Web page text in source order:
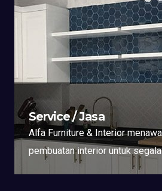
Service / Jasa
Alfa Furniture & Interior
pembuatan interior untuk